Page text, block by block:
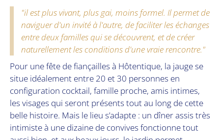
"il est plus vivant, plus gai, moins formel. Il permet de
naviguer d'un invité à l'autre, de faciliter les échanges
entre deux familles qui se découvrent, et de créer
naturellement les conditions d'une vraie rencontre."
Pour une fête de fiançailles à Hôtentique, la jauge se
situe idéalement entre 20 et 30 personnes en
configuration cocktail, famille proche, amis intimes,
les visages qui seront présents tout au long de cette
belle histoire. Mais le lieu s’adapte : un dîner assis très
intimiste à une dizaine de convives fonctionne tout